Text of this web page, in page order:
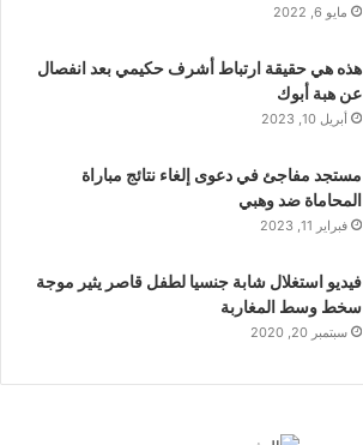
مايو 6, 2022
هذه هي حقيقة ارتباط أشرف حكيمي بعد انفصال
عن هبة أبوك
أبريل 10, 2023
مستجد مفاجئ في دعوى إلغاء نتائج مباراة
المحاماة ضد وهبي
فبراير 11, 2023
فيديو استغلال شابة جنسيا لطفل قاصر يثير موجة
سخط وسط المغاربة
سبتمبر 20, 2020